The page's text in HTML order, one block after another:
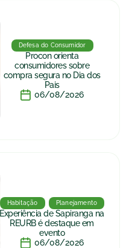
Defesa do Consumidor
Procon orienta
consumidores sobre
compra segura no Dia dos
Pais
06/08/2026
Habitação Planejamento
Experiência de Sapiranga na
REURB é destaque em
evento
06/08/2026